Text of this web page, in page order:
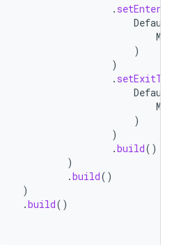
.
)
)
.
)
)
.build()
)
.build()
)
.build()